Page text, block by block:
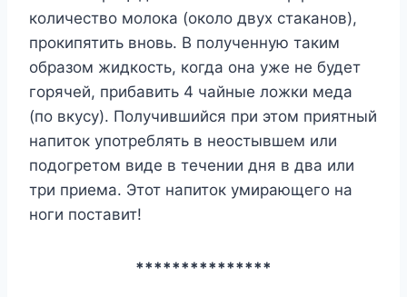
количество молока (около двух стаканов),
прокипятить вновь. В полученную таким
образом жидкость, когда она уже не будет
горячей, прибавить 4 чайные ложки меда
(по вкусу). Получившийся при этом приятный
напиток употреблять в неостывшем или
подогретом виде в течении дня в два или
три приема. Этот напиток умирающего на
ноги поставит!
***************